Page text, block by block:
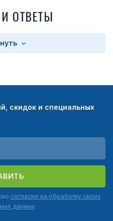
ОТВЕТЫ
скидок и специальных
согласие на обработку своих
данных